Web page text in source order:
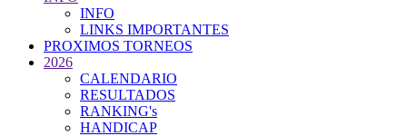
INFO
LINKS IMPORTANTES
PROXIMOS TORNEOS
2026
CALENDARIO
RESULTADOS
RANKING's
HANDICAP